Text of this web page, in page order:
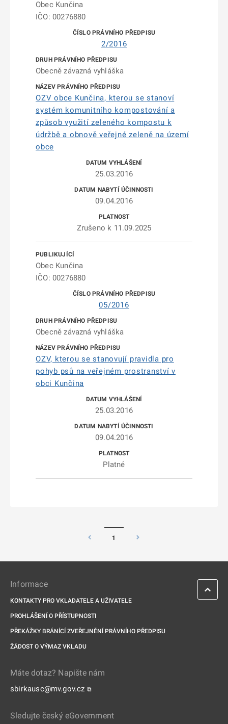
Obec Kunčina
IČO: 00276880
2/2016
Obecně závazná vyhláška
OZV obce Kunčina, kterou se stanoví
systém komunitního kompostování a
způsob využití zeleného kompostu k
údržbě a obnově veřejné zeleně na území
obce
25.03.2016
09.04.2016
Zrušeno k 11.09.2025
Obec Kunčina
IČO: 00276880
05/2016
Obecně závazná vyhláška
OZV, kterou se stanovují pravidla pro
pohyb psů na veřejném prostranství v
obci Kunčina
25.03.2016
09.04.2016
Platné
1
Informace
KONTAKTY PRO VKLADATELE A UŽIVATELE
PROHLÁŠENÍ O PŘÍSTUPNOSTI
PŘEKÁŽKY BRÁNÍCÍ ZVEŘEJNĚNÍ PRÁVNÍHO PŘEDPISU
ŽÁDOST O VÝMAZ VKLADU
Máte dotaz? Napište nám
sbirkausc@mv.gov.cz ⧉
Sledujte český eGovernment